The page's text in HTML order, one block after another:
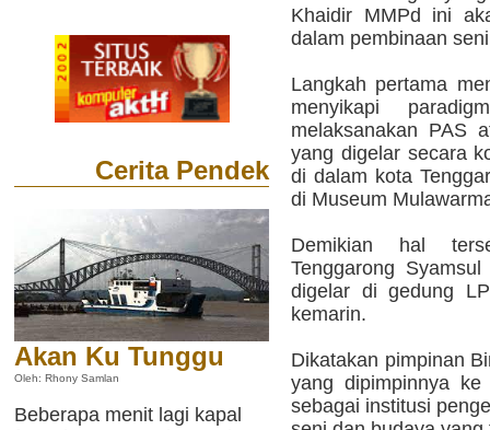
Cerita Pendek
Akan Ku Tunggu
Oleh: Rhony Samlan
Beberapa menit lagi kapal
Khaidir MMPd ini
dalam pembinaan
Langkah pertama
menyikapi
melaksanakan PAS
yang digelar secara
di dalam kota
di Museum
Demikian hal
Tenggarong
digelar di gedung
kemarin.
Dikatakan pimpinan
yang dipimpinnya
sebagai institusi